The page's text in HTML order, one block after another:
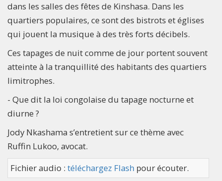
dans les salles des fêtes de Kinshasa. Dans les
quartiers populaires, ce sont des bistrots et églises
qui jouent la musique à des très forts décibels.
Ces tapages de nuit comme de jour portent souvent
atteinte à la tranquillité des habitants des quartiers
limitrophes.
- Que dit la loi congolaise du tapage nocturne et
diurne ?
Jody Nkashama s’entretient sur ce thème avec
Ruffin Lukoo, avocat.
Fichier audio : téléchargez Flash pour écouter.